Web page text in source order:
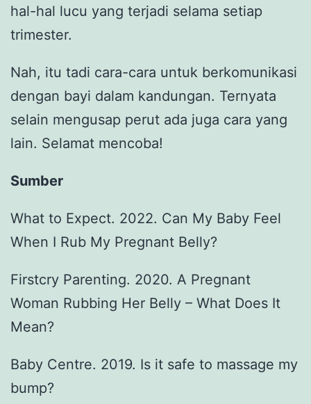
hal-hal lucu yang terjadi selama setiap
trimester.
Nah, itu tadi cara-cara untuk berkomunikasi
dengan bayi dalam kandungan. Ternyata
selain mengusap perut ada juga cara yang
lain. Selamat mencoba!
Sumber
What to Expect. 2022. Can My Baby Feel
When I Rub My Pregnant Belly?
Firstcry Parenting. 2020. A Pregnant
Woman Rubbing Her Belly – What Does It
Mean?
Baby Centre. 2019. Is it safe to massage my
bump?